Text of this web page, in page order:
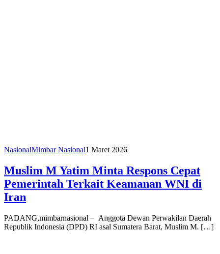
NasionalMimbar Nasional1 Maret 2026
Muslim M Yatim Minta Respons Cepat
Pemerintah Terkait Keamanan WNI di
Iran
PADANG,mimbarnasional – Anggota Dewan Perwakilan Daerah
Republik Indonesia (DPD) RI asal Sumatera Barat, Muslim M. […]